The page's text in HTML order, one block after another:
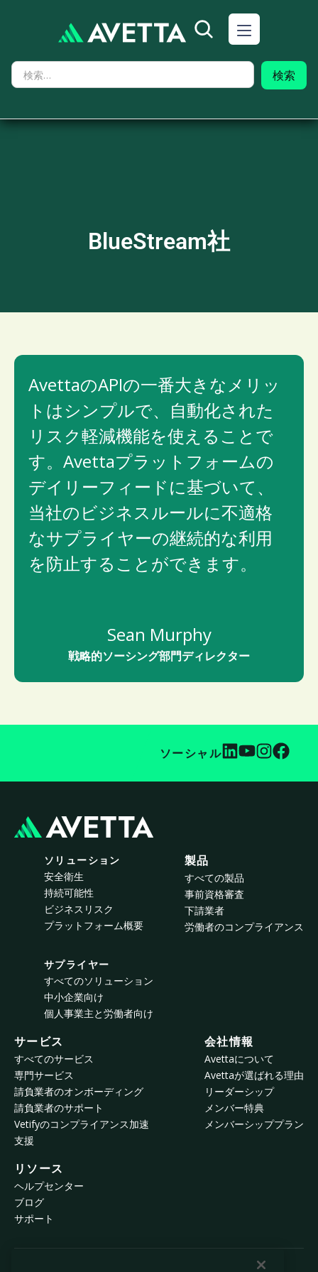
BlueStream社
AvettaのAPIの一番大きなメリッ
トはシンプルで、自動化された
リスク軽減機能を使えることで
す。Avettaプラットフォームの
デイリーフィードに基づいて、
当社のビジネスルールに不適格
なサプライヤーの継続的な利用
を防止することができます。
Sean Murphy
戦略的ソーシング部門ディレクター
ソーシャル
ソリューション
安全衛生
持続可能性
ビジネスリスク
プラットフォーム概要
サプライヤー
すべてのソリューション
中小企業向け
個人事業主と労働者向け
製品
すべての製品
事前資格審査
下請業者
労働者のコンプライアンス
サービス
すべてのサービス
専門サービス
請負業者のオンボーディング
請負業者のサポート
Vetifyのコンプライアンス加速
支援
会社情報
Avettaについて
Avettaが選ばれる理由
リーダーシップ
メンバー特典
メンバーシッププラン
リソース
ヘルプセンター
ブログ
サポート